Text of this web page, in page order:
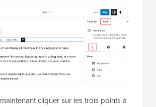
cliquer sur les trois points à